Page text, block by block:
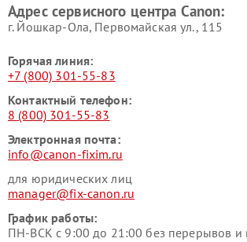
Адрес сервисного центра Canon:
г. Йошкар-Ола, Первомайская ул., 115
Горячая линия:
+7 (800) 301-55-83
Контактный телефон:
8 (800) 301-55-83
Электронная почта:
info@canon-fixim.ru
для юридических лиц
manager@fix-canon.ru
График работы:
ПН-ВСК с 9:00 до 21:00 без перерывов